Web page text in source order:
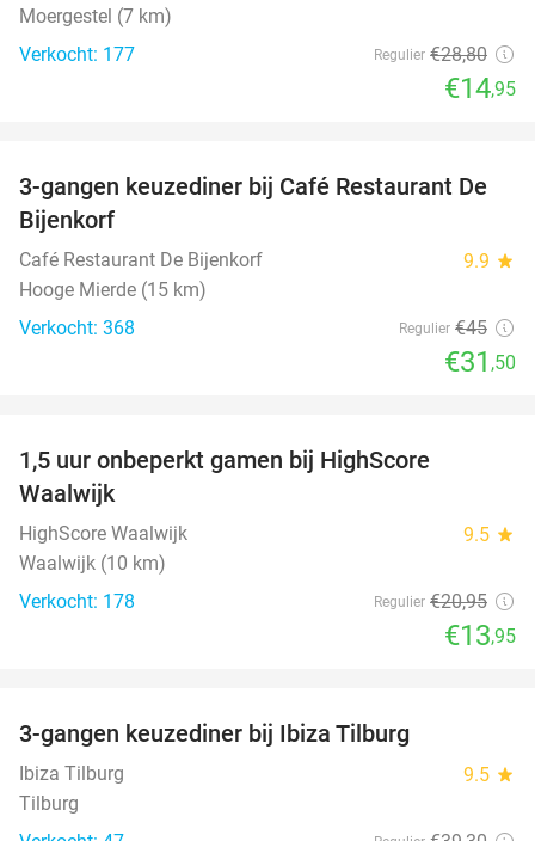
Moergestel (7 km)
Verkocht: 177
Regulier €28,80
€14,95
30%
3-gangen keuzediner bij Café Restaurant De
Bijenkorf
Café Restaurant De Bijenkorf 9.9 star
Hooge Mierde (15 km)
Verkocht: 368
Regulier €45
€31 ,50
1,5 uur onbeperkt gamen bij HighScore
Waalwijk
HighScore Waalwijk 9.5 star
Waalwijk (10 km)
Verkocht: 178
Regulier €20,95
€13,95
3-gangen keuzediner bij Ibiza Tilburg
Ibiza Tilburg 9.5 star
Tilburg